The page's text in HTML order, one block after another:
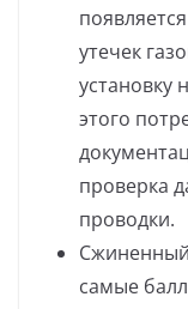
утечек
установку
этого
проверка
проводки.
самые